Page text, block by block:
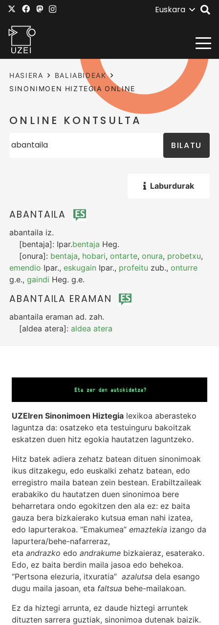
Euskara
HASIERA
BALIABIDEAK
SINONIMOEN HIZTEGIA ONLINE
ONLINE KONTSULTA
BILATU
Laburdurak
ABANTAILA
abantaila iz.
[bentaja]: Ipar.bentaja Heg.
[onura]: bentaja, hobari,ontarte,onura, probetxu,
emendio Ipar.,eskugain Ipar., profeitu zub.,onturre
g.e.,gaindi Heg. g.e.
ABANTAILA ERAMAN
abantaila eraman ad. zah.
[aldea atera]:aldea atera
UZEIren Sinonimoen Hiztegia lexikoa aberasteko
laguntza da: osatzeko eta testuinguru bakoitzak
eskatzen duen hitz egokia hautatzen laguntzeko.
Hitz batek adiera zehatz batean dituen sinonimoak
ikus ditzakegu, edo euskalki zehatz batean, edo
erregistro maila batean zein bestean. Erabiltzaileak
erabakiko du hautatzen duen sinonimoa bere
beharretara ondo egokitzen den ala ez: ez baita
gauza bera bizkaierako kutsua eman nahi izatea,
edo lapurterakoa. “Emakumea” emaztekia izango da
lapurtera/behe-nafarreraz,
eta andrazko edo andrakume bizkaieraz, esaterako.
Edo, ez baita berdin maila jasoa edo behekoa.
“Pertsona elezuria, itxuratia” azalutsa dela esango
dugu maila jasoan, eta faltsua behe-mailakoan.
Ez da hiztegi arrunta, ez daude hiztegi arruntek
dituzten sarrera guztiak, sinonimoa dutenak baizik.